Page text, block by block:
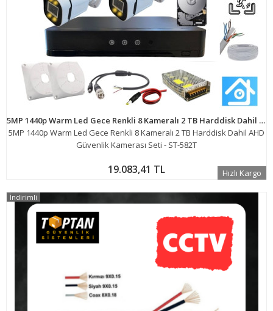
5MP 1440p Warm Led Gece Renkli 8 Kameralı 2 TB Harddisk Dahil AHD Güvenlik Kamerası Seti - ST-582T
5MP 1440p Warm Led Gece Renkli 8 Kameralı 2 TB Harddisk Dahil AHD
Güvenlik Kamerası Seti - ST-582T
19.083,41 TL Hızlı Kargo
İndirimli